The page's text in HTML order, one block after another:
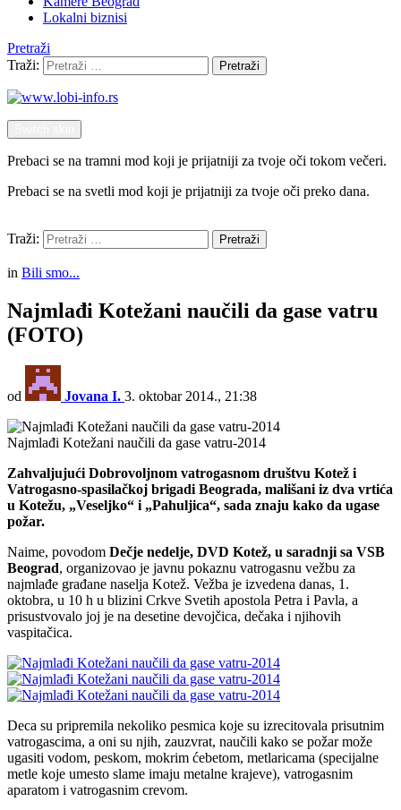
Lokalni biznisi
Pretraži
Traži:
Pretraži
Prebaci se na tramni mod koji je prijatniji za tvoje oči tokom večeri.
Prebaci se na svetli mod koji je prijatniji za tvoje oči preko dana.
Traži:
Pretraži
in Bili smo...
Najmlađi Kotežani naučili da gase vatru
(FOTO)
od Jovana I. 3. oktobar 2014., 21:38
Najmlađi Kotežani naučili da gase vatru-2014
Zahvaljujući Dobrovoljnom vatrogasnom društvu Kotež i
Vatrogasno-spasilačkoj brigadi Beograda, mališani iz dva vrtića
u Kotežu, „Veseljko“ i „Pahuljica“, sada znaju kako da ugase
požar.
Naime, povodom Dečje nedelje, DVD Kotež, u saradnji sa VSB
Beograd, organizovao je javnu pokaznu vatrogasnu vežbu za
najmlađe građane naselja Kotež. Vežba je izvedena danas, 1.
oktobra, u 10 h u blizini Crkve Svetih apostola Petra i Pavla, a
prisustvovalo joj je na desetine devojčica, dečaka i njihovih
vaspitačica.
Deca su pripremila nekoliko pesmica koje su izrecitovala prisutnim
vatrogascima, a oni su njih, zauzvrat, naučili kako se požar može
ugasiti vodom, peskom, mokrim ćebetom, metlaricama (specijalne
metle koje umesto slame imaju metalne krajeve), vatrogasnim
aparatom i vatrogasnim crevom.